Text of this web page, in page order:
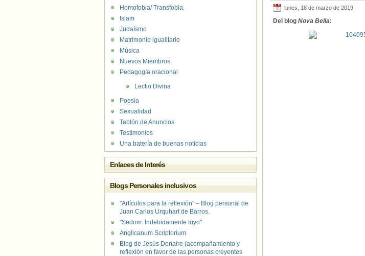
lunes, 18 de marzo de 2019
Del blog Nova Bella:
Homofobia/ Transfobia.
Islam
Judaísmo
Matrimonio igualitario
Música
Nuevos Miembros
Pedagogía oracional
Lectio Divina
Poesía
Sexualidad
Tablón de Anuncios
Testimonios
Una batería de buenas noticias
Enlaces de Interés
Blogs Personales inclusivos
"Artículos para la reflexión" – Blog personal de
Juan Carlos Urquhart de Barros.
"Sedom. Indebidamente tuyo"
Anglicanum Scriptorium
Blog de Jesús Donaire (acompañamiento y
reflexión en favor de las personas creyentes